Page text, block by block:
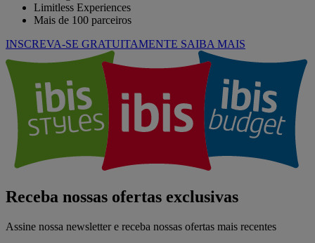
Limitless Experiences
Mais de 100 parceiros
INSCREVA-SE GRATUITAMENTE SAIBA MAIS
Receba nossas ofertas exclusivas
Assine nossa newsletter e receba nossas ofertas mais recentes